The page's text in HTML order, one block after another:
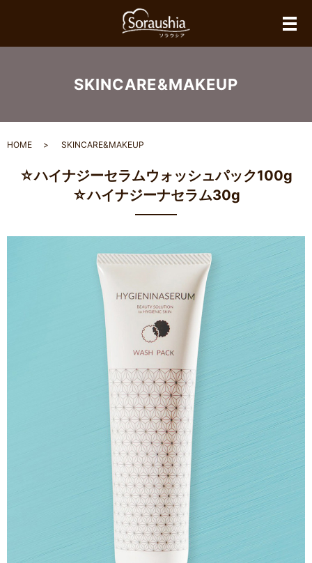
メ
SKINCARE&MAKEUP
HOME SKINCARE&MAKEUP
☆ハイナジーセラムウォッシュパック100g
☆ハイナジーナセラム30g